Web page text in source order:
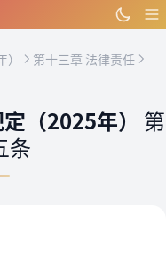
第十三章 法律责任
（2025年） 第
条